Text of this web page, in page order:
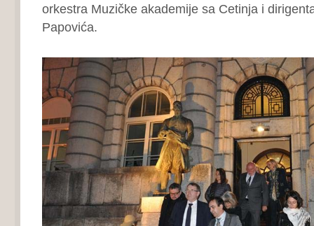
orkestra Muzičke akademije sa Cetinja i
Papovića.